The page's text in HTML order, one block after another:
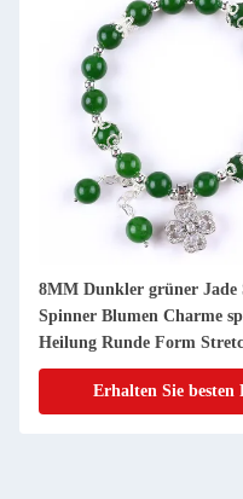
8MM Dunkler grüner Jade
Spinner Blumen Charme
Heilung Runde Form
Armband
Erhalten Sie besten